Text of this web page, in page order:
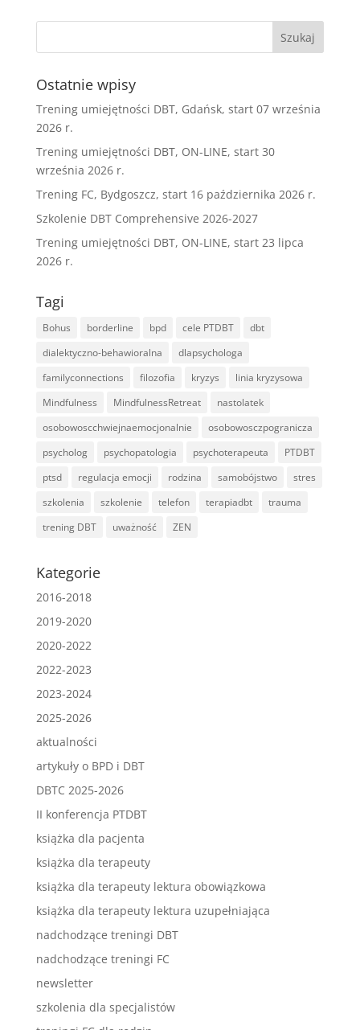
Ostatnie wpisy
Trening umiejętności DBT, Gdańsk, start 07 września
2026 r.
Trening umiejętności DBT, ON-LINE, start 30
września 2026 r.
Trening FC, Bydgoszcz, start 16 października 2026 r.
Szkolenie DBT Comprehensive 2026-2027
Trening umiejętności DBT, ON-LINE, start 23 lipca
2026 r.
Tagi
Bohus borderline bpd cele PTDBT
dbt
dialektyczno-behawioralna
dlapsychologa
familyconnections
filozofia kryzys
linia kryzysowa
Mindfulness
MindfulnessRetreat
nastolatek
osobowoscchwiejnaemocjonalnie
osobowosczpogranicza
psycholog
psychopatologia psychoterapeuta
PTDBT
ptsd
regulacja emocji rodzina samobójstwo
stres
szkolenia
szkolenie telefon terapiadbt
trauma
trening DBT
uważność ZEN
Kategorie
2016-2018
2019-2020
2020-2022
2022-2023
2023-2024
2025-2026
aktualności
artykuły o BPD i DBT
DBTC 2025-2026
II konferencja PTDBT
książka dla pacjenta
książka dla terapeuty
książka dla terapeuty lektura obowiązkowa
książka dla terapeuty lektura uzupełniająca
nadchodzące treningi DBT
nadchodzące treningi FC
newsletter
szkolenia dla specjalistów